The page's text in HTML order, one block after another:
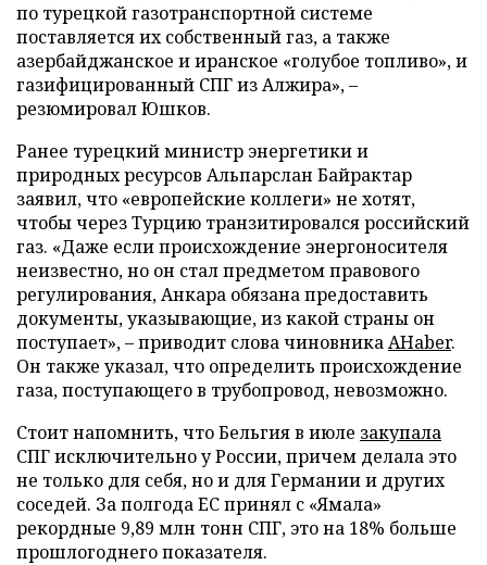
по турецкой газотранспортной системе
поставляется их собственный газ, а также
азербайджанское и иранское «голубое топливо», и
газифицированный СПГ из Алжира», –
резюмировал Юшков.
Ранее турецкий министр энергетики и
природных ресурсов Альпарслан Байрактар
заявил, что «европейские коллеги» не хотят,
чтобы через Турцию транзитировался российский
газ. «Даже если происхождение энергоносителя
неизвестно, но он стал предметом правового
регулирования, Анкара обязана предоставить
документы, указывающие, из какой страны он
поступает», – приводит слова чиновникаAHaber.
Он также указал, что определить происхождение
газа, поступающего в трубопровод, невозможно.
Стоит напомнить, что Бельгия в июле закупала
СПГ исключительно у России, причем делала это
не только для себя, но и для Германии и других
соседей. За полгода ЕС принял с «Ямала»
рекордные 9,89 млн тонн СПГ, это на 18% больше
прошлогоднего показателя.